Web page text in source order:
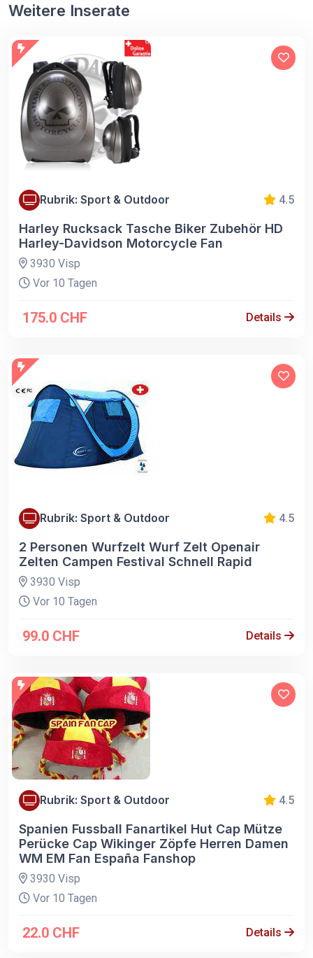
Weitere Inserate
Rubrik: Sport & Outdoor 4.5
Harley Rucksack Tasche Biker Zubehör HD
Harley-Davidson Motorcycle Fan
3930 Visp
Vor 10 Tagen
175.0 CHF Details
Rubrik: Sport & Outdoor 4.5
2 Personen Wurfzelt Wurf Zelt Openair
Zelten Campen Festival Schnell Rapid
3930 Visp
Vor 10 Tagen
99.0 CHF Details
Rubrik: Sport & Outdoor 4.5
Spanien Fussball Fanartikel Hut Cap Mütze
Perücke Cap Wikinger Zöpfe Herren Damen
WM EM Fan España Fanshop
3930 Visp
Vor 10 Tagen
22.0 CHF Details